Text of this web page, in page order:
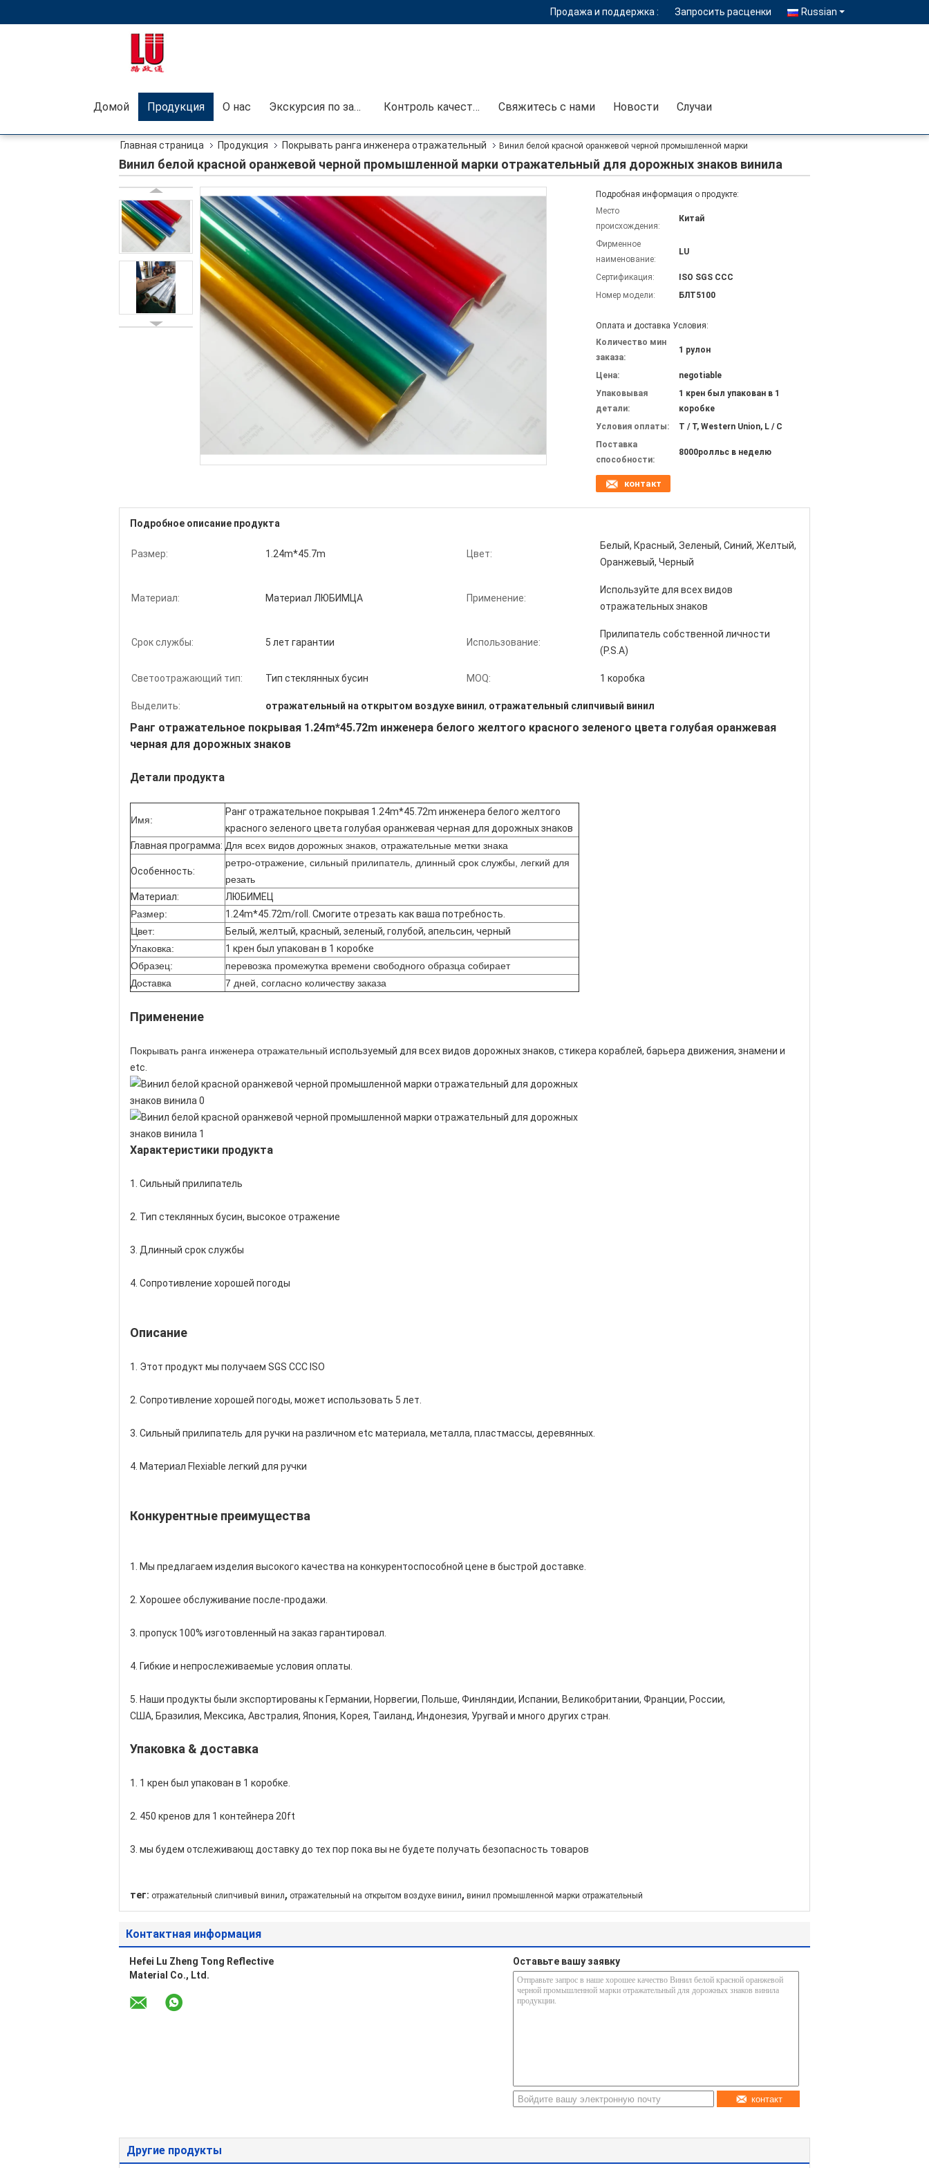
Продажа и поддержка : Запросить расценки Russian
Домой Продукция О нас Экскурсия по заводу Контроль качества Свяжитесь с нами Новости Случаи
Главная страница Продукция Покрывать ранга инженера отражательный
Винил белой красной оранжевой черной промышленной марки
отражательный для дорожных знаков винила
Винил белой красной оранжевой черной промышленной марки отражательный для дорожных знаков винила
Подробная информация о продукте:
Место
происхождения:
Китай
Фирменное
наименование:
LU
Сертификация:
ISO SGS CCC
Номер модели:
БЛТ5100
Оплата и доставка Условия:
Количество мин
заказа:
1 рулон
Цена:
negotiable
Упаковывая
детали:
1 крен был упакован в 1
коробке
Условия оплаты:
T / T, Western Union, L / C
Поставка
способности:
8000ролльс в неделю
контакт
Подробное описание продукта
Размер: 1.24m*45.7m Цвет:
Белый, Красный, Зеленый, Синий, Желтый,
Оранжевый, Черный
Материал: Материал ЛЮБИМЦА Применение:
Используйте для всех видов
отражательных знаков
Срок службы: 5 лет гарантии Использование:
Прилипатель собственной личности
(P.S.A)
Светоотражающий тип: Тип стеклянных бусин MOQ: 1 коробка
Выделить: отражательный на открытом воздухе винил, отражательный слипчивый винил
Ранг отражательное покрывая 1.24m*45.72m инженера белого желтого красного зеленого цвета голубая оранжевая
черная для дорожных знаков
Детали продукта
Имя:
Ранг отражательное покрывая 1.24m*45.72m инженера белого желтого
красного зеленого цвета голубая оранжевая черная для дорожных знаков
Главная программа: Для всех видов дорожных знаков, отражательные метки знака
Особенность:
ретро-отражение, сильный прилипатель, длинный срок службы, легкий для
резать
Материал:
ЛЮБИМЕЦ
Размер:
1.24m*45.72m/roll. Смогите отрезать как ваша потребность.
Цвет:
Белый, желтый, красный, зеленый, голубой, апельсин, черный
Упаковка:
1 крен был упакован в 1 коробке
Образец:
перевозка промежутка времени свободного образца собирает
Доставка
7 дней, согласно количеству заказа
Применение
Покрывать ранга инженера отражательный используемый для всех видов дорожных знаков, стикера кораблей, барьера движения, знамени и
etc.
Характеристики продукта
1. Сильный прилипатель
2. Тип стеклянных бусин, высокое отражение
3. Длинный срок службы
4. Сопротивление хорошей погоды
Описание
1. Этот продукт мы получаем SGS CCC ISO
2. Сопротивление хорошей погоды, может использовать 5 лет.
3. Сильный прилипатель для ручки на различном etc материала, металла, пластмассы, деревянных.
4. Материал Flexiable легкий для ручки
Конкурентные преимущества
1. Мы предлагаем изделия высокого качества на конкурентоспособной цене в быстрой доставке.
2. Хорошее обслуживание после-продажи.
3. пропуск 100% изготовленный на заказ гарантировал.
4. Гибкие и непрослеживаемые условия оплаты.
5. Наши продукты были экспортированы к Германии, Норвегии, Польше, Финляндии, Испании, Великобритании, Франции, России,
США, Бразилия, Мексика, Австралия, Япония, Корея, Таиланд, Индонезия, Уругвай и много других стран.
Упаковка & доставка
1. 1 крен был упакован в 1 коробке.
2. 450 кренов для 1 контейнера 20ft
3. мы будем отслеживающ доставку до тех пор пока вы не будете получать безопасность товаров
тег: отражательный слипчивый винил, отражательный на открытом воздухе винил, винил промышленной марки отражательный
Контактная информация
Hefei Lu Zheng Tong Reflective
Material Co., Ltd.
Оставьте вашу заявку
контакт
Другие продукты